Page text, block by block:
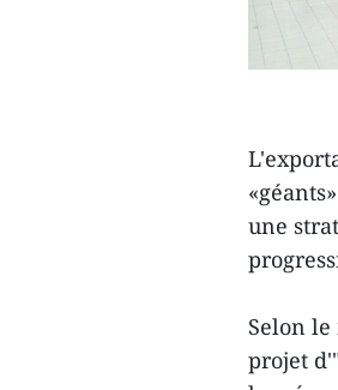
une
Selon
projet